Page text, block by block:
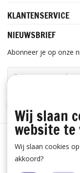
KLANTENSERVICE
NIEUWSBRIEF
Abonneer je op onze
Wij slaan
website
Wij slaan cookies
akkoord?